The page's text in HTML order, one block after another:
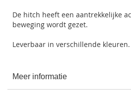
De hitch heeft een aantrekkelijke
beweging wordt gezet.
Leverbaar in verschillende kleuren.
Meer informatie